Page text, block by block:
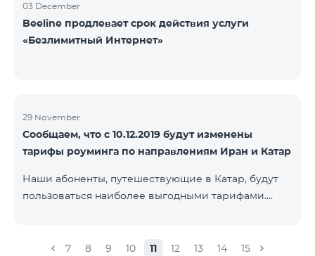
03 December
Beeline продлевает срок действия услуги
«Безлимитный Интернет»
29 November
Сообщаем, что с 10.12.2019 будут изменены
тарифы роуминга по направлениям Иран и Катар
Наши абоненты, путешествующие в Катар, будут
пользоваться наиболее выгодными тарифами.
одной минуты локальных звонков - 500 драм,
7 8 9 10 11 12 13 14 15